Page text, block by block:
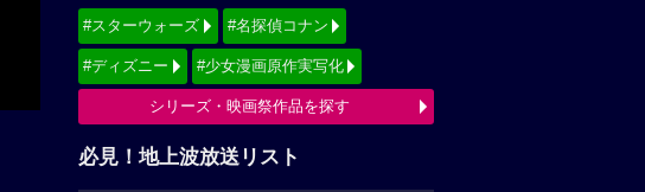
#スターウォーズ #名探偵コナン
#ディズニー #少女漫画原作実写化
シリーズ・映画祭作品を探す
必見！地上波放送リスト